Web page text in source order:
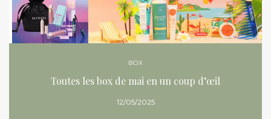
BOX
Toutes les box de mai en un coup d’œil
12/05/2025